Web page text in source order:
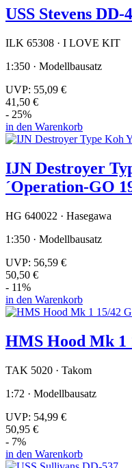
USS Stevens DD-
ILK 65308 · I LOVE KIT
1:350 · Modellbausatz
UVP: 55,09 €
41,50 €
- 25%
in den Warenkorb
IJN Destroyer
´Operation-GO
HG 640022 · Hasegawa
1:350 · Modellbausatz
UVP: 56,59 €
50,50 €
- 11%
in den Warenkorb
HMS Hood Mk 1
TAK 5020 · Takom
1:72 · Modellbausatz
UVP: 54,99 €
50,95 €
- 7%
in den Warenkorb